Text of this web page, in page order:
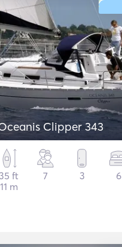
Clipper 343
ft
11 m
7 3 6